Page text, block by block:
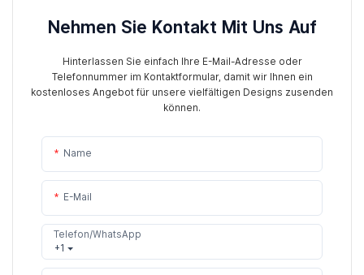
Nehmen Sie Kontakt Mit Uns Auf
Hinterlassen Sie einfach Ihre E-Mail-Adresse oder
Telefonnummer im Kontaktformular, damit wir Ihnen ein
kostenloses Angebot für unsere vielfältigen Designs zusenden
können.
Name
E-Mail
+1
Telefon/WhatsApp